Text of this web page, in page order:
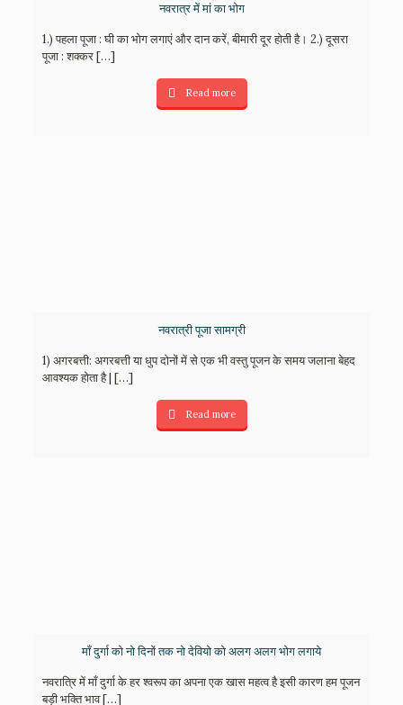
नवरात्र में मां का भोग
1.) पहला पूजा : घी का भोग लगाएं और दान करें, बीमारी दूर होती है। 2.) दूसरा
पूजा : शक्कर[…]
Read more
नवरात्री पूजा सामग्री
1) अगरबत्ती: अगरबत्ती या धुप दोनों में से एक भी वस्तु पूजन के समय जलाना बेहद
आवश्यक होता है | […]
Read more
माँ दुर्गा को नो दिनों तक नो देवियो को अलग अलग भोग लगाये
नवरात्रि में माँ दुर्गा के हर श्वरूप का अपना एक खास महत्व है इसी कारण हम पूजन
बड़ी भक्ति भाव[…]